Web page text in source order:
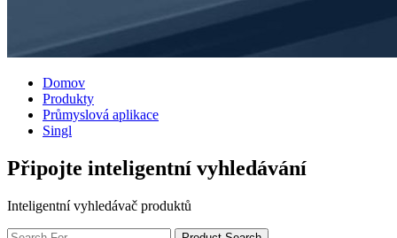
Domov
Produkty
Průmyslová aplikace
Singl
Připojte inteligentní vyhledávání
Inteligentní vyhledávač produktů